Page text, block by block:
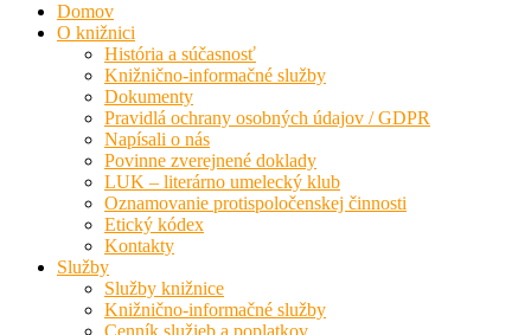
Domov
O knižnici
História a súčasnosť
Knižnično-informačné služby
Dokumenty
Pravidlá ochrany osobných údajov / GDPR
Napísali o nás
Povinne zverejnené doklady
LUK – literárno umelecký klub
Oznamovanie protispoločenskej činnosti
Etický kódex
Kontakty
Služby
Služby knižnice
Knižnično-informačné služby